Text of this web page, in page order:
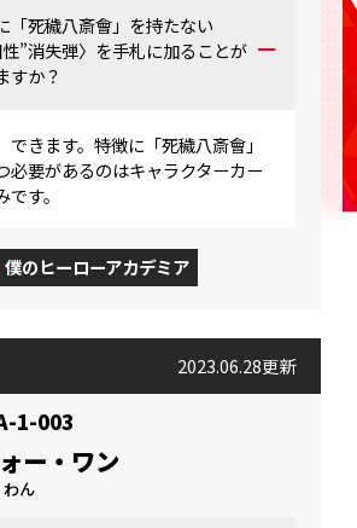
「死穢八斎會」を持たない
性”消失弾〉を手札に加ることが
すか？
できます。特徴に「死穢八斎會」
必要があるのはキャラクターカー
です。
僕のヒーローアカデミア
2023.06.28更新
1-003
ー・ワン
ん